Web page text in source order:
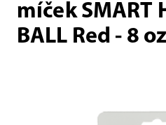
míček SMART
BALL Red - 8 oz